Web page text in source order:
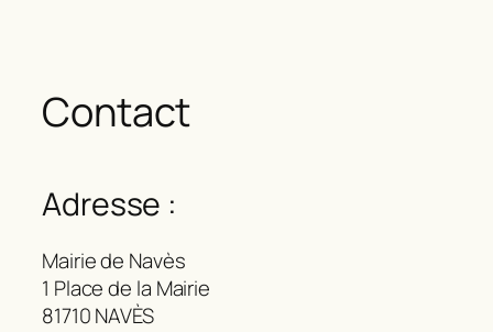
Contact
Adresse :
Mairie de Navès
1 Place de la Mairie
81710 NAVÈS